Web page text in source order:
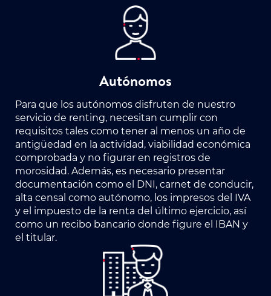
Autónomos
Para que los autónomos disfruten de nuestro
servicio de renting, necesitan cumplir con
requisitos tales como tener al menos un año de
antigüedad en la actividad, viabilidad económica
comprobada y no figurar en registros de
morosidad. Además, es necesario presentar
documentación como el DNI, carnet de conducir,
alta censal como autónomo, los impresos del IVA
y el impuesto de la renta del último ejercicio, así
como un recibo bancario donde figure el IBAN y
el titular.